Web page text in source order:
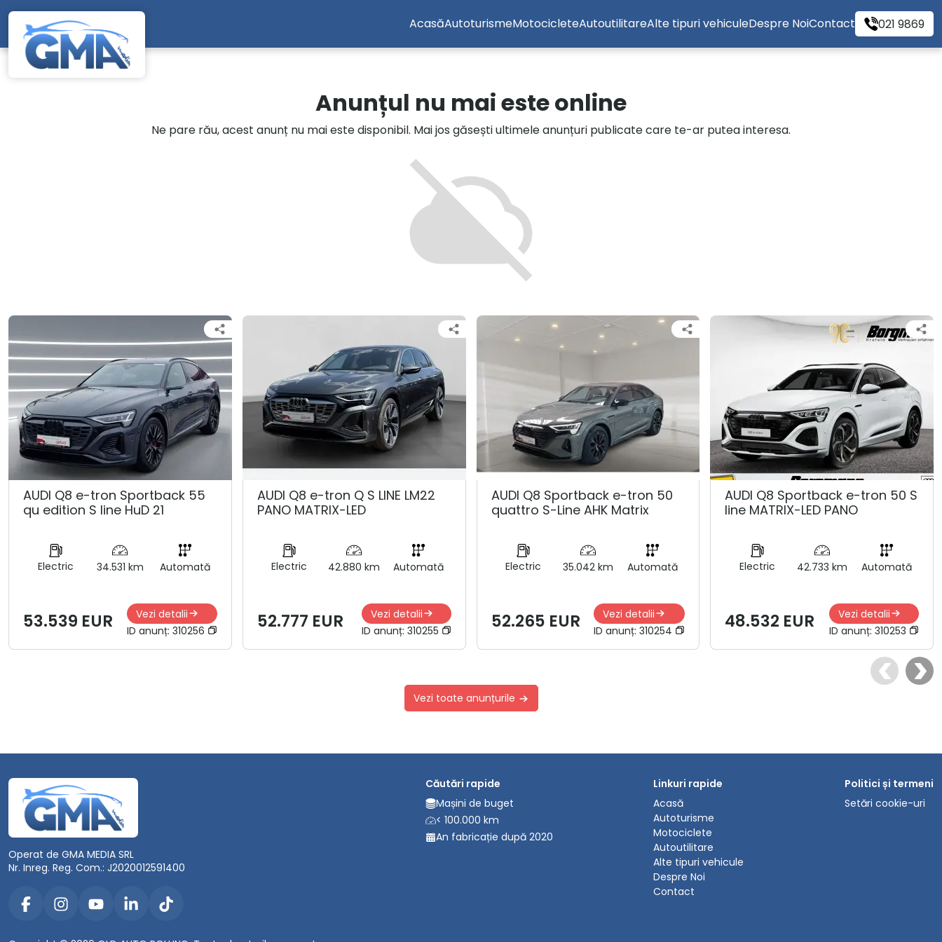
Mergi direct la conținutul principal
AcasăAutoturismeMotocicleteAutoutilitareAlte tipuri vehiculeDespre NoiContact 021 9869
Anunțul nu mai este online
Ne pare rău, acest anunț nu mai este disponibil. Mai jos găsești ultimele anunțuri publicate care te-ar putea interesa.
AUDI Q8 e-tron Sportback 55
qu edition S line HuD 21
Electric 34.531 km Automată
53.539 EUR
Vezi detalii
ID anunț: 310256
AUDI Q8 e-tron Q S LINE LM22
PANO MATRIX-LED
Electric 42.880 km Automată
52.777 EUR
Vezi detalii
ID anunț: 310255
AUDI Q8 Sportback e-tron 50
quattro S-Line AHK Matrix
Electric 35.042 km Automată
52.265 EUR
Vezi detalii
ID anunț:310254
AUDI Q8 Sportback e-tron 50 S
line MATRIX-LED PANO
Electric 42.733 km Automată
48.532 EUR
Vezi detalii
ID anunț: 310253
Vezi toate anunțurile
Operat de GMA MEDIA SRL
Nr. Inreg. Reg. Com.: J2020012591400
Căutări rapide
Mașini de buget
< 100.000 km
An fabricație după 2020
Linkuri rapide
Acasă
Autoturisme
Motociclete
Autoutilitare
Alte tipuri vehicule
Despre Noi
Contact
Politici și termeni
Setări cookie-uri